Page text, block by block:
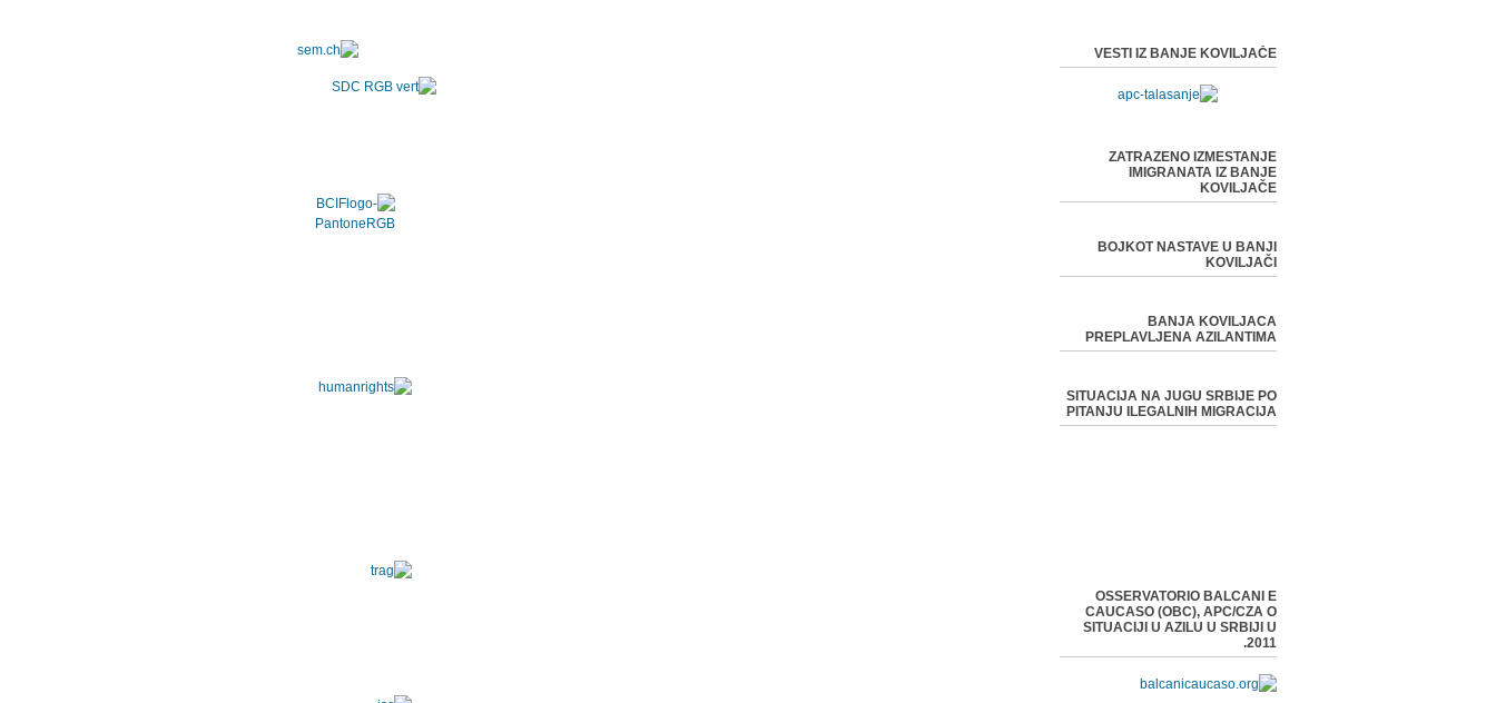
VESTI IZ BANJE KOVILJAČE
ZATRAZENO IZMESTANJE
IMIGRANATA IZ BANJE
KOVILJAČE
BOJKOT NASTAVE U BANJI
KOVILJAČI
BANJA KOVILJACA
PREPLAVLJENA AZILANTIMA
SITUACIJA NA JUGU SRBIJE PO
PITANJU ILEGALNIH MIGRACIJA
OSSERVATORIO BALCANI E
CAUCASO (OBC), APC/CZA O
SITUACIJI U AZILU U SRBIJI U
2011.